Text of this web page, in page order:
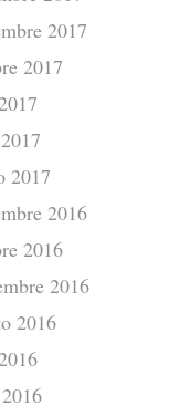
2017
2017
2017
2016
2016
2016
2016